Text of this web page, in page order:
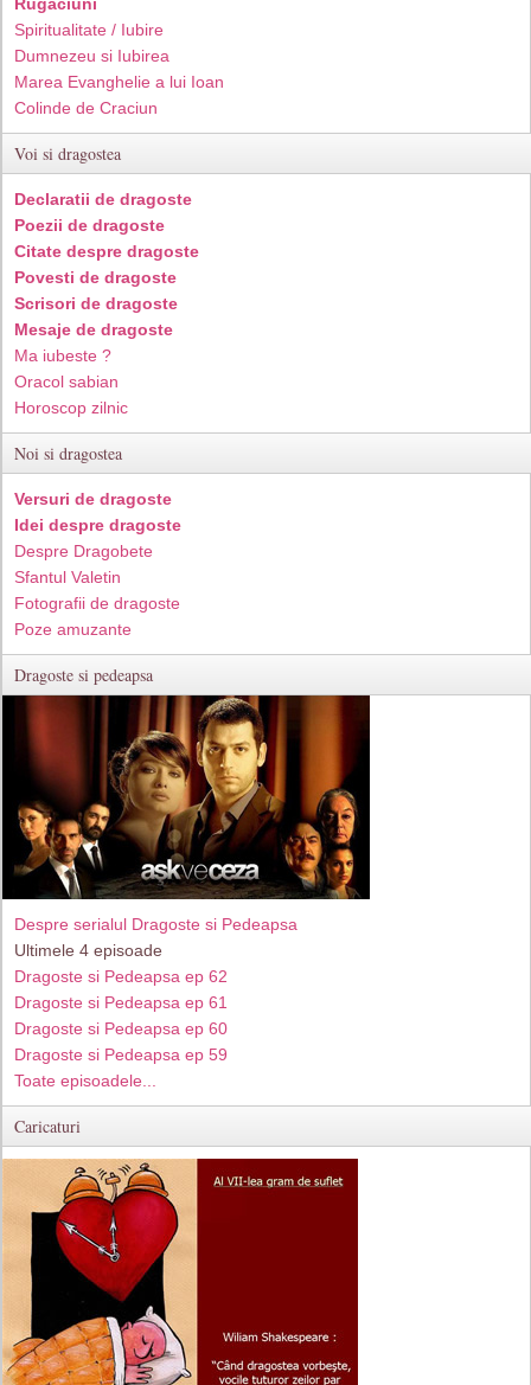
Spiritualitate / Iubire
Dumnezeu si Iubirea
Marea Evanghelie a lui Ioan
Colinde de Craciun
Voi si dragostea
Declaratii de dragoste
Poezii de dragoste
Citate despre dragoste
Povesti de dragoste
Scrisori de dragoste
Mesaje de dragoste
Ma iubeste ?
Oracol sabian
Horoscop zilnic
Noi si dragostea
Versuri de dragoste
Idei despre dragoste
Despre Dragobete
Sfantul Valetin
Fotografii de dragoste
Poze amuzante
Dragoste si pedeapsa
Despre serialul Dragoste si Pedeapsa
Ultimele 4 episoade
Dragoste si Pedeapsa ep 62
Dragoste si Pedeapsa ep 61
Dragoste si Pedeapsa ep 60
Dragoste si Pedeapsa ep 59
Toate episoadele...
Caricaturi